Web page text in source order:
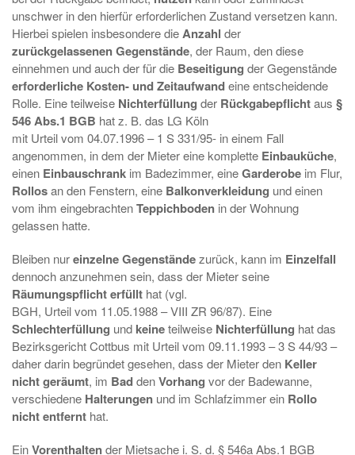
unschwer in den hierfür erforderlichen Zustand versetzen kann.
Hierbei spielen insbesondere dieAnzahl der
zurückgelassenen Gegenstände, der Raum, den diese
einnehmen und auch der für die Beseitigung der Gegenstände
erforderliche Kosten- und Zeitaufwandeine entscheidende
Rolle. Eine teilweise Nichterfüllung der Rückgabepflichtaus §
546 Abs.1 BGB hat z. B. das LG Köln
mit Urteil vom 04.07.1996 – 1 S 331/95- in einem Fall
angenommen, in dem der Mieter eine komplette Einbauküche,
einen Einbauschrank im Badezimmer, eineGarderobe im Flur,
Rollosan den Fenstern, eine Balkonverkleidung und einen
vom ihm eingebrachtenTeppichboden in der Wohnung
gelassen hatte.
Bleiben nureinzelne Gegenständezurück, kann im Einzelfall
dennoch anzunehmen sein, dass der Mieter seine
Räumungspflicht erfüllt hat (vgl.
BGH, Urteil vom 11.05.1988 – VIII ZR 96/87). Eine
Schlechterfüllung und keineteilweise Nichterfüllung hat das
Bezirksgericht Cottbus mit Urteil vom 09.11.1993 – 3 S 44/93 –
daher darin begründet gesehen, dass der Mieter den Keller
nicht geräumt, im BaddenVorhang vor der Badewanne,
verschiedene Halterungen und im Schlafzimmer ein Rollo
nicht entfernt hat.
EinVorenthaltender Mietsache i. S. d. § 546a Abs.1 BGB